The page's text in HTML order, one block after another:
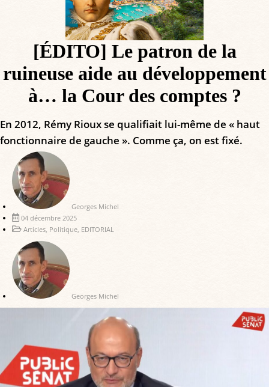
[ÉDITO] Le patron de la
ruineuse aide au développement
à… la Cour des comptes ?
En 2012, Rémy Rioux se qualifiait lui-même de « haut
fonctionnaire de gauche ». Comme ça, on est fixé.
Georges Michel
04 décembre 2025
Articles, Politique, EDITORIAL
Georges Michel